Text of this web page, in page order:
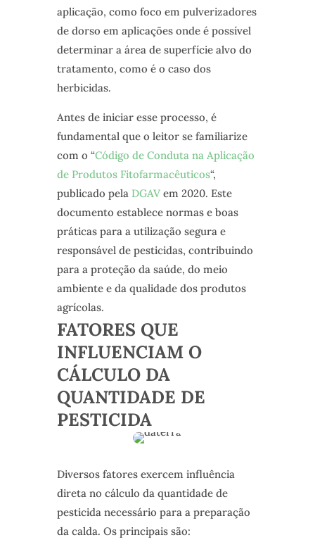
aplicação, como foco em pulverizadores
de dorso em aplicações onde é possível
determinar a área de superfície alvo do
tratamento, como é o caso dos
herbicidas.
Antes de iniciar esse processo, é
fundamental que o leitor se familiarize
com o “Código de Conduta na Aplicação
de Produtos Fitofarmacêuticos“,
publicado pela DGAVem 2020. Este
documento establece normas e boas
práticas para a utilização segura e
responsável de pesticidas, contribuindo
para a proteção da saúde, do meio
ambiente e da qualidade dos produtos
agrícolas.
FATORES QUE
INFLUENCIAM O
CÁLCULO DA
QUANTIDADE DE
PESTICIDA
Diversos fatores exercem influência
direta no cálculo da quantidade de
pesticida necessário para a preparação
da calda. Os principais são: